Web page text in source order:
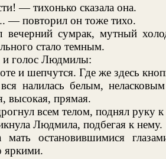
— тихонько сказала она.
— повторил он тоже тихо.
сумрак, мутный
стало темным.
и голос Людмилы:
и шепчутся. Где же здесь
налилась белым,
высокая, прямая.
всем телом, поднял руку к
Людмила, подбегая к нему.
остановившимися
яркими.